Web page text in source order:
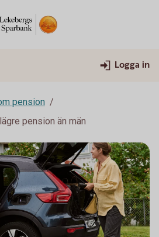
Logga in
pension
pension än män